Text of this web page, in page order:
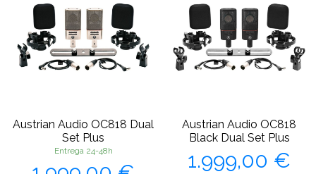
Austrian Audio OC818 Dual
Set Plus
Entrega 24-48h
Austrian Audio OC818
Black Dual Set Plus
Precio
1.999,00 €